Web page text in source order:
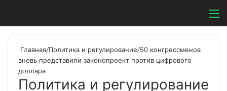
Switch skin
Главная/Политика и регулирование/50 конгрессменов
вновь представили законопроект против цифрового
доллара
Политика и регулирование